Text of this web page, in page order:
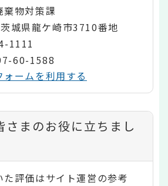
物対策課
城県龍ケ崎市3710番地
1111
60-1588
ームを利用する
さまのお役に立ちまし
た評価はサイト運営の参考